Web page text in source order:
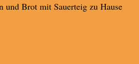
und Brot mit Sauerteig zu Hause